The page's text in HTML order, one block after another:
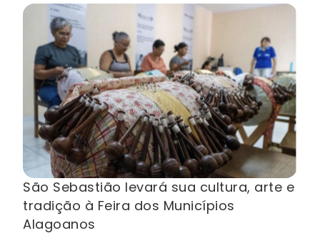
São Sebastião levará sua cultura, arte e
tradição à Feira dos Municípios
Alagoanos